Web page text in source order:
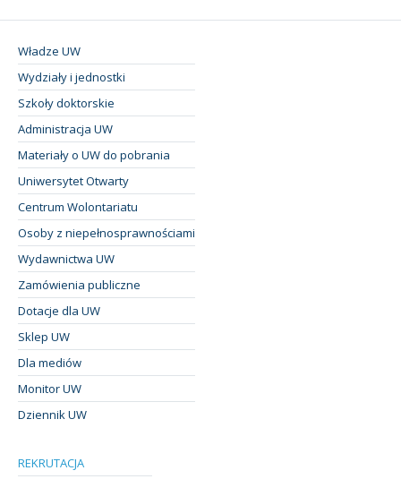
Władze UW
Wydziały i jednostki
Szkoły doktorskie
Administracja UW
Materiały o UW do pobrania
Uniwersytet Otwarty
Centrum Wolontariatu
Osoby z niepełnosprawnościami
Wydawnictwa UW
Zamówienia publiczne
Dotacje dla UW
Sklep UW
Dla mediów
Monitor UW
Dziennik UW
REKRUTACJA